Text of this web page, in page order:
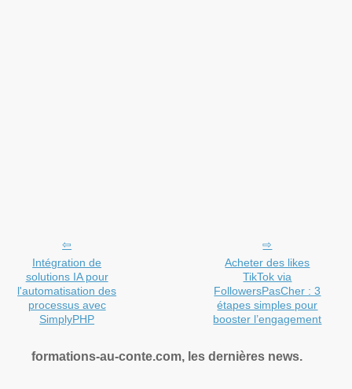
Intégration de
solutions IA pour
l'automatisation des
processus avec
SimplyPHP
Acheter des likes
TikTok via
FollowersPasCher : 3
étapes simples pour
booster l’engagement
formations-au-conte.com, les dernières news.